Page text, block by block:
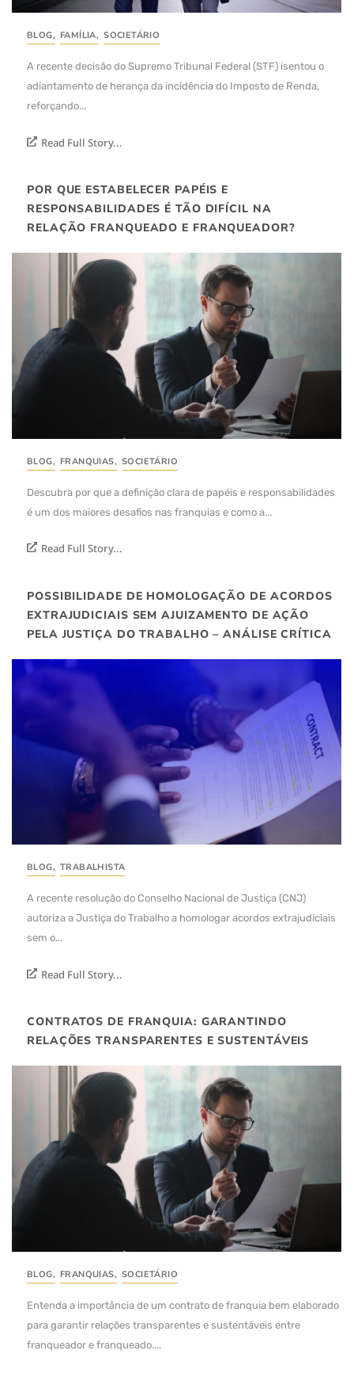
BLOG, FAMÍLIA, SOCIETÁRIO
A recente decisão do Supremo Tribunal Federal (STF) isentou o
adiantamento de herança da incidência do Imposto de Renda,
reforçando...
Read Full Story...
POR QUE ESTABELECER PAPÉIS E
RESPONSABILIDADES É TÃO DIFÍCIL NA
RELAÇÃO FRANQUEADO E FRANQUEADOR?
BLOG, FRANQUIAS, SOCIETÁRIO
Descubra por que a definição clara de papéis e responsabilidades
é um dos maiores desafios nas franquias e como a...
Read Full Story...
POSSIBILIDADE DE HOMOLOGAÇÃO DE ACORDOS
EXTRAJUDICIAIS SEM AJUIZAMENTO DE AÇÃO
PELA JUSTIÇA DO TRABALHO – ANÁLISE CRÍTICA
BLOG, TRABALHISTA
A recente resolução do Conselho Nacional de Justiça (CNJ)
autoriza a Justiça do Trabalho a homologar acordos extrajudiciais
sem o...
Read Full Story...
CONTRATOS DE FRANQUIA: GARANTINDO
RELAÇÕES TRANSPARENTES E SUSTENTÁVEIS
BLOG, FRANQUIAS, SOCIETÁRIO
Entenda a importância de um contrato de franquia bem elaborado
para garantir relações transparentes e sustentáveis entre
franqueador e franqueado....